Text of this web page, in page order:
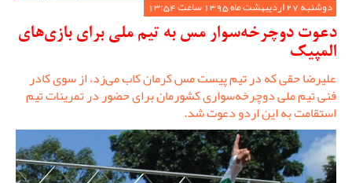
دوشنبه 27 اردیبهشت ماه 1395 ساعت 13:54
دعوت دوچرخه‌سوار مس به تیم ملی برای بازی‌های
المپیک
علیرضا حقی که در تیم پیست مس کرمان کاب می‌زد، از سوی کادر
فنی تیم ملی دوچرخه‌سواری کشورمان برای حضور در تمرینات تیم
استقامت به این اردو دعوت شد.